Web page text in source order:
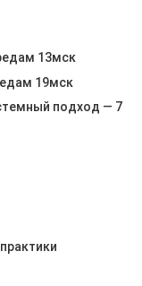
13мск
19мск
подход — 7